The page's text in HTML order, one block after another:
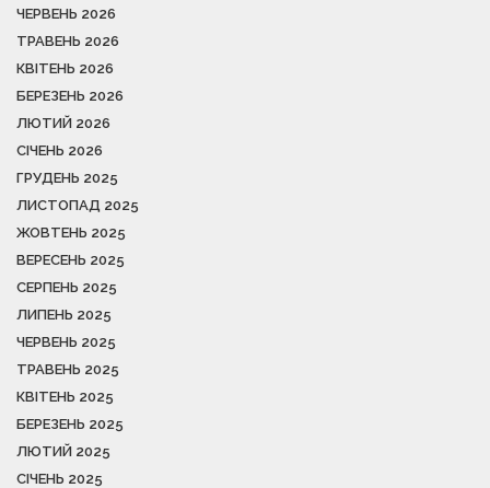
ЧЕРВЕНЬ 2026
ТРАВЕНЬ 2026
КВІТЕНЬ 2026
БЕРЕЗЕНЬ 2026
ЛЮТИЙ 2026
СІЧЕНЬ 2026
ГРУДЕНЬ 2025
ЛИСТОПАД 2025
ЖОВТЕНЬ 2025
ВЕРЕСЕНЬ 2025
СЕРПЕНЬ 2025
ЛИПЕНЬ 2025
ЧЕРВЕНЬ 2025
ТРАВЕНЬ 2025
КВІТЕНЬ 2025
БЕРЕЗЕНЬ 2025
ЛЮТИЙ 2025
СІЧЕНЬ 2025